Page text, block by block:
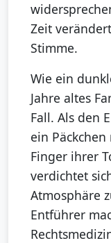
Zeit
Stimme.
Wie ein
Jahre altes
Fall. Als den
ein
Finger ihrer
verdichtet
Atmosphäre
Entführer